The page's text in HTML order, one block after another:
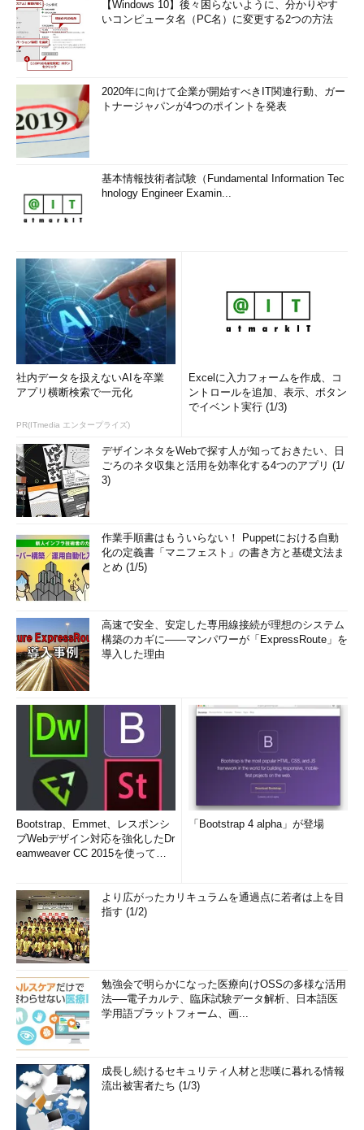
【Windows 10】後々困らないように、分かりやす
いコンピュータ名（PC名）に変更する2つの方法
2020年に向けて企業が開始すべきIT関連行動、ガー
トナージャパンが4つのポイントを発表
基本情報技術者試験（Fundamental Information Tec
hnology Engineer Examin...
社内データを扱えないAIを卒業
アプリ横断検索で一元化
PR(ITmedia エンタープライズ)
Excelに入力フォームを作成、コ
ントロールを追加、表示、ボタン
でイベント実行 (1/3)
デザインネタをWebで探す人が知っておきたい、日
ごろのネタ収集と活用を効率化する4つのアプリ (1/
3)
作業手順書はもういらない！ Puppetにおける自動
化の定義書「マニフェスト」の書き方と基礎文法ま
とめ (1/5)
高速で安全、安定した専用線接続が理想のシステム
構築のカギに――マンパワーが「ExpressRoute」を
導入した理由
Bootstrap、Emmet、レスポンシ
ブWebデザイン対応を強化したDr
eamweaver CC 2015を使って
「Bootstrap 4 alpha」が登場
より広がったカリキュラムを通過点に若者は上を目
指す (1/2)
勉強会で明らかになった医療向けOSSの多様な活用
法──電子カルテ、臨床試験データ解析、日本語医
学用語プラットフォーム、画...
成長し続けるセキュリティ人材と悲嘆に暮れる情報
流出被害者たち (1/3)